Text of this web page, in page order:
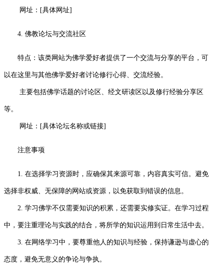
网址：[具体网址]
4. 佛教论坛与交流社区
特点：该类网站为佛学爱好者提供了一个交流与分享的平台，可
以在这里与其他佛学爱好者讨论修行心得、交流经验。
主要包括佛学话题的讨论区、经文研读区以及修行经验分享区
等。
网址：[具体论坛名称或链接]
注意事项
1. 在选择学习资源时，应确保其来源可靠，内容真实可信。避免
选择非权威、无保障的网站或资源，以免获取到错误的信息。
2. 学习佛学不仅需要知识的积累，还需要实修实证。在学习过程
中，要注重理论与实践的结合，将所学的知识运用到日常生活中去。
3. 在网络学习中，要尊重他人的知识与经验，保持谦逊与虚心的
态度，避免无意义的争论与争执。